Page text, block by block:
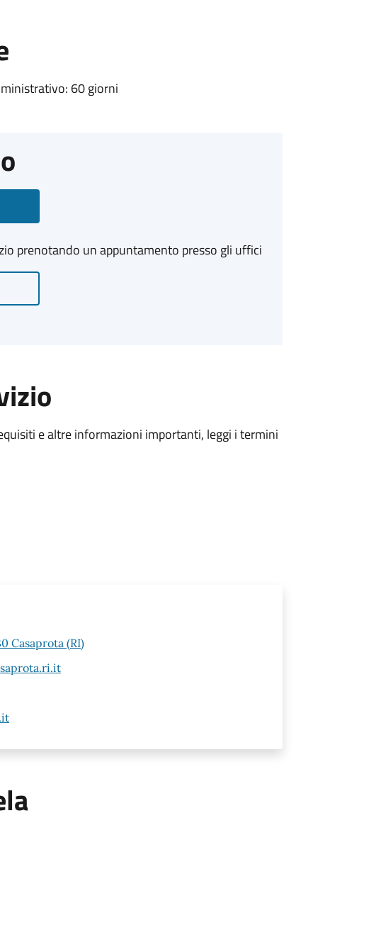
60 giorni
prenotando un appuntamento presso gli uffici
e altre informazioni importanti, leggi i termini
Casaprota (RI)